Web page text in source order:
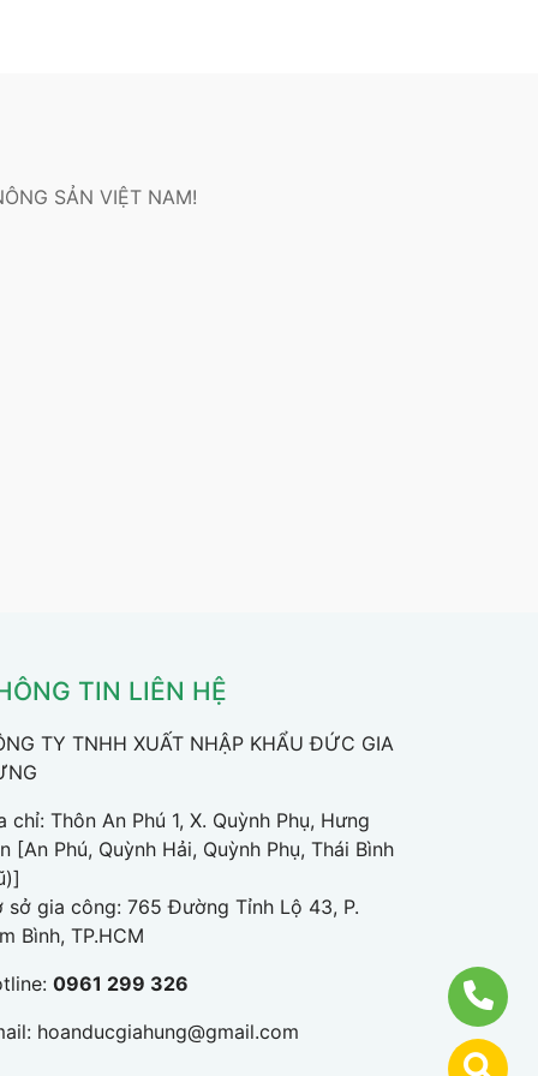
SẢN VIỆT NAM!
TIN LIÊN HỆ
TY TNHH XUẤT NHẬP KHẨU ĐỨC GIA
chỉ: Thôn An Phú 1, X. Quỳnh Phụ, Hưng
[An Phú, Quỳnh Hải, Quỳnh Phụ, Thái Bình
sở gia công: 765 Đường Tỉnh Lộ 43, P.
Bình, TP.HCM
0961 299 326
hoanducgiahung@gmail.com